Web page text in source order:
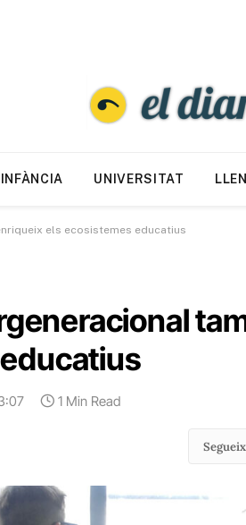
UNIVERSITAT
els ecosistemes educatius
1 Min Read